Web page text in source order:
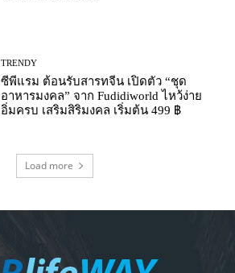
TRENDY
ซีพีแรม ต้อนรับสารทจีน เปิดตัว “ชุด
อาหารมงคล” จาก Fudidiworld ไหว้ง่าย
อิ่มครบ เสริมสิริมงคล เริ่มต้น 499 ฿
Load more